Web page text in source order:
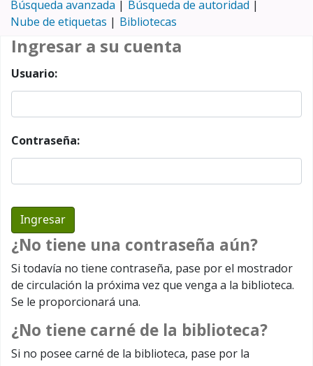
Búsqueda avanzada
Búsqueda de autoridad
Nube de etiquetas
Bibliotecas
Ingresar a su cuenta
Usuario:
Contraseña:
¿No tiene una contraseña aún?
Si todavía no tiene contraseña, pase por el mostrador
de circulación la próxima vez que venga a la biblioteca.
Se le proporcionará una.
¿No tiene carné de la biblioteca?
Si no posee carné de la biblioteca, pase por la